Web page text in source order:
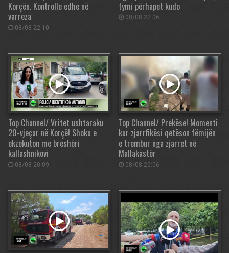
Korçën. Kontrolle edhe në
varreza
08/08 22:10
tymi përhapet kudo
08/08 22:06
Top Channel/ Vritet ushtaraku
20-vjeçar në Korçë! Shoku e
ekzekuton me breshëri
kallashnikovi
08/08 20:09
Top Channel/ Prekëse! Momenti
kur zjarrfikësi qetëson fëmijën
e trembur nga zjarret në
Mallakastër
08/08 20:06